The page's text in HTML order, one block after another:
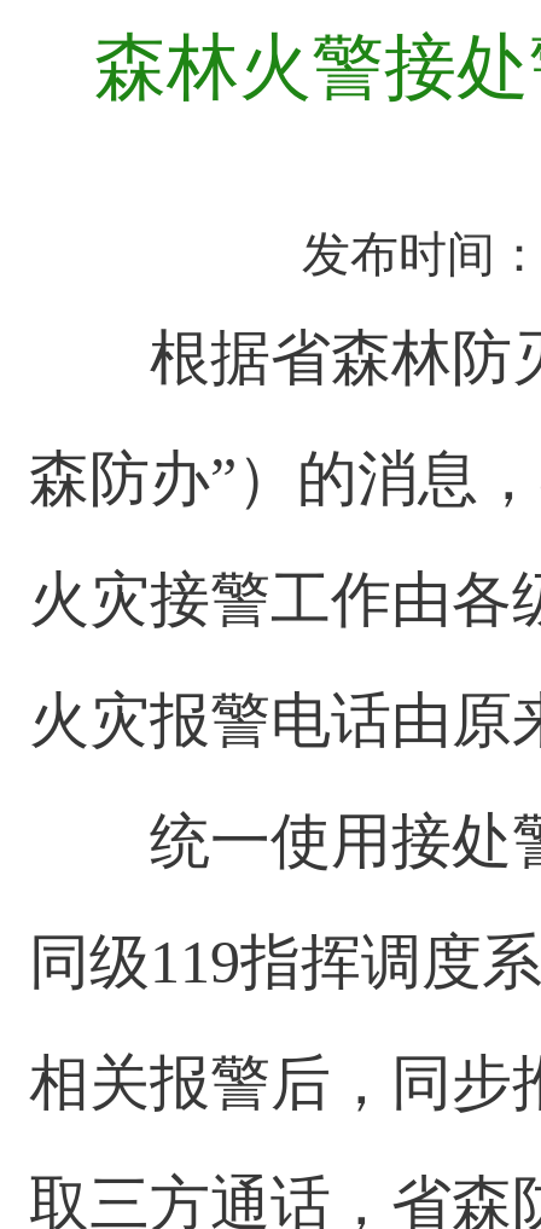
森林火警接
发布时间
根据省森林防
森防办”）的消息
火灾接警工作由各
火灾报警电话由原
统一使用接处
同级119指挥调度
相关报警后，同步
取三方通话，省森